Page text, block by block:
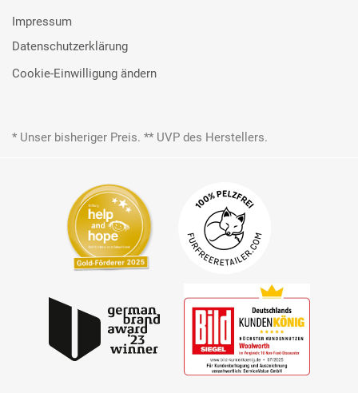
Impressum
Datenschutzerklärung
Cookie-Einwilligung ändern
* Unser bisheriger Preis. ** UVP des Herstellers.